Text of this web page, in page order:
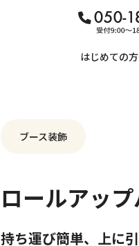
はじめての
ブース装飾
ロールアッ
持ち運び簡単、上に